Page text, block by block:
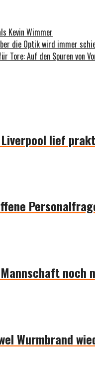
Kevin Wimmer
die Optik wird immer
Tore: Auf den Spuren von
Liverpool lief
noch
Wurmbrand